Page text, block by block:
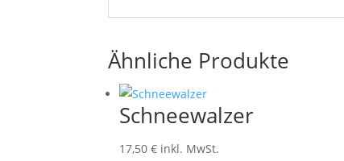
Ähnliche Produkte
Schneewalzer
17,50€ inkl. MwSt.